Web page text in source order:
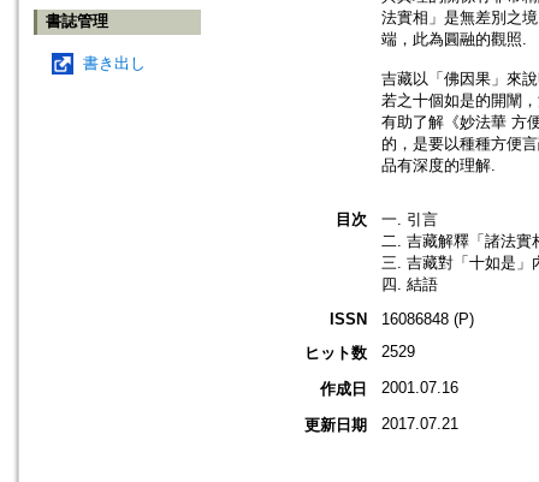
書誌管理
書き出し
法實相」是無差別之
端，此為圓融的觀照.
吉藏以「佛因果」來
若之十個如是的開闡
有助了解《妙法華 方
的，是要以種種方便
品有深度的理解.
目次
一. 引言
二. 吉藏解釋「諸法實
三. 吉藏對「十如是」
四. 結語
ISSN
16086848 (P)
ヒット数
2529
作成日 2001.07.16
更新日期 2017.07.21